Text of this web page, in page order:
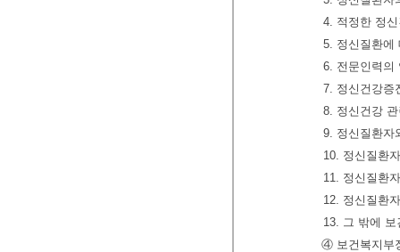
4. 적정한 정
5. 정신질환에
6. 전문인력의
7. 정신건강증
8. 정신건강
9. 정신질환자
10. 정신질환
11. 정신질환
12. 정신질환
13. 그 밖에
④ 보건복지부